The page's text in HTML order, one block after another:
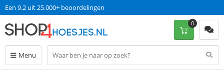
Een 9.2 uit 25.000+ beoordelingen
Menu
0